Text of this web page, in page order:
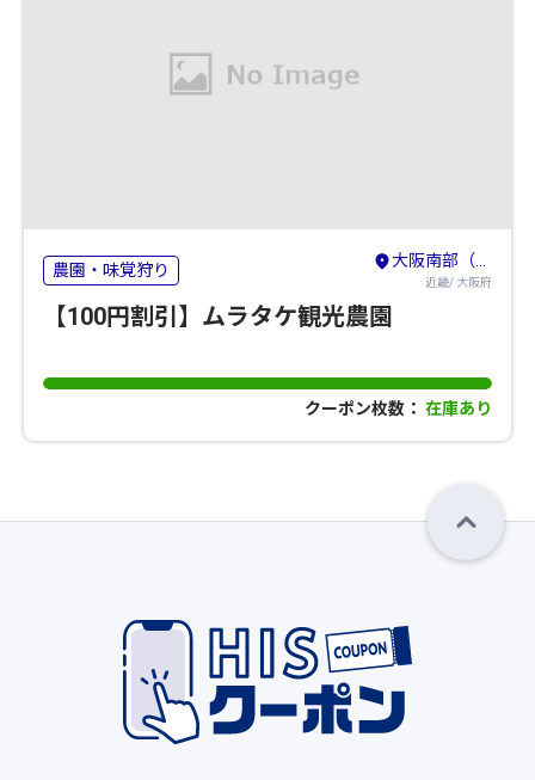
農園・味覚狩り 大阪南部（堺・岸和田・関西空港）
近畿/ 大阪府
【100円割引】ムラタケ観光農園
クーポン枚数： 在庫あり